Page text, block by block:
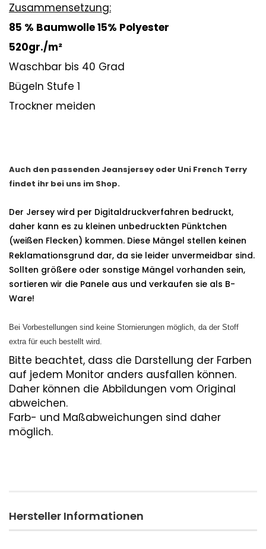
Zusammensetzung:
85 % Baumwolle 15% Polyester
520gr./m²
Waschbar bis 40 Grad
Bügeln Stufe 1
Trockner meiden
Auch den passenden Jeansjersey oder Uni French Terry
findet ihr bei uns im Shop.
Der Jersey wird per Digitaldruckverfahren bedruckt,
daher kann es zu kleinen unbedruckten Pünktchen
(weißen Flecken) kommen. Diese Mängel stellen keinen
Reklamationsgrund dar, da sie leider unvermeidbar sind.
Sollten größere oder sonstige Mängel vorhanden sein,
sortieren wir die Panele aus und verkaufen sie als B-
Ware!
Bei Vorbestellungen sind keine Stornierungen möglich, da der Stoff
extra für euch bestellt wird.
Bitte beachtet, dass die Darstellung der Farben
auf jedem Monitor anders ausfallen können.
Daher können die Abbildungen vom Original
abweichen.
Farb- und Maßabweichungen sind daher
möglich.
Hersteller Informationen